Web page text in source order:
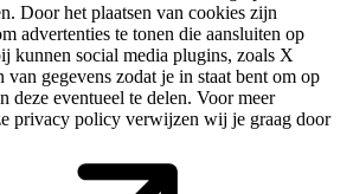
Door het plaatsen van cookies zijn
advertenties te tonen die aansluiten op
kunnen social media plugins, zoals X
gegevens zodat je in staat bent om op
deze eventueel te delen. Voor meer
privacy policy verwijzen wij je graag door